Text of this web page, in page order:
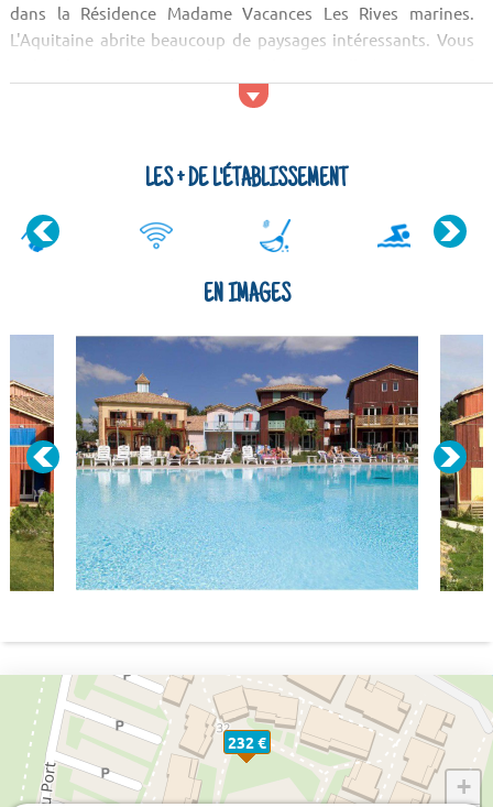
dans la Résidence Madame Vacances Les Rives marines.
L'Aquitaine abrite beaucoup de paysages intéressants. Vous
forestier des Landes de Gascogne, la forêt de pins des Landes
LES + DE L'ÉTABLISSEMENT
EN IMAGES
232 €
+